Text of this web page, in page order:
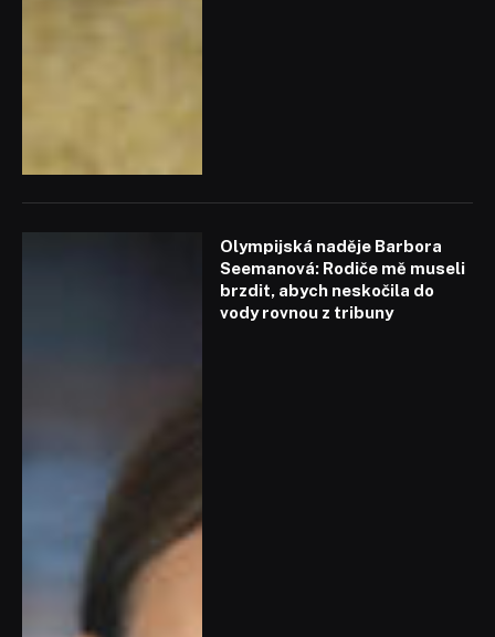
Olympijská naděje Barbora
Seemanová: Rodiče mě museli
brzdit, abych neskočila do
vody rovnou z tribuny